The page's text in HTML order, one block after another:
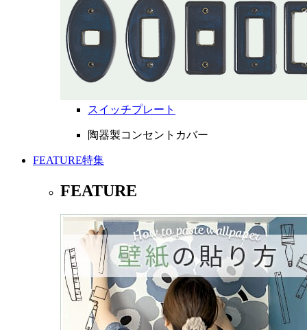
スイッチプレート
陶器製コンセントカバー
FEATURE特集
FEATURE